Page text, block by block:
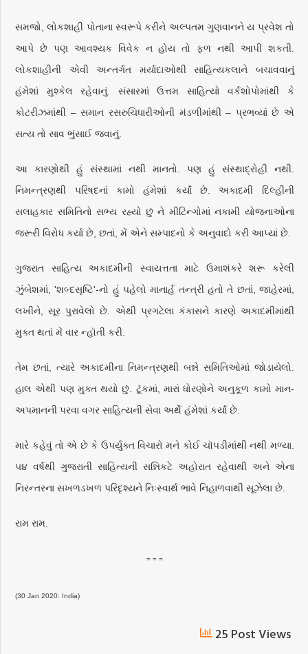
સમજો, લોકશાહી પોતાના સ્વરૂપે કરીને અલ્પતમ ગુણવાનને ય પ્રવેશ તો
આપે છે પણ આવશ્યક વિવેક ન હોય તો ફળ નથી આપી શકતી.
લોકશાહીની એવી અન્તર્ગત મર્યાદાઓથી સાહિત્યકલાને બચાવવાનું
હંમેશાં મુશ્કેલ રહેવાનું. સંસારમાં ઉત્તમ સાહિત્યો વર્કશોપોમાંથી કે
કોટરીઝમાંથી – સમાન રસરુચિધારીઓની મંડળીમાંથી – પ્રભવ્યાં છે એ
સત્ય તો સાવ ભુંસાઈ જવાનું.
આ કારણોથી હું સંસ્થામાં નથી માનતો. પણ હું સંસ્થાદ્રોહી નથી.
નિમન્ત્રણથી પરિષદનાં કામો હંમેશાં કર્યાં છે. અકાદમી દિલ્હીની
સલાહકાર સમિતિનો સભ્ય રહ્યો છું ને મીટિન્ગોમાં નકામી યોજનાઓના
જરૂરી વિરોધ કર્યા છે, છતાં, મેં એને સમ્પાદનો કે અનુવાદો કરી આપ્યાં છે.
ગુજરાત સાહિત્ય અકાદમીની સ્વાયત્તતા માટે ઉમાશંકરે શરૂ કરેલી
ઝુંબેશમાં, 'શબ્દસૃષ્ટિ'-નો હું પહેલો માનાર્હ તન્ત્રી હતો તે છતાં, જાહેરમાં,
લખીને, સૂર પુરાવેલો છે. એથી પ્રગટેલા કંકાસને કારણે અકાદમીમાંથી
મુક્ત થતાં મેં વાર ન્હૉતી કરી.
તેમ છતાં, ત્યારે અકાદમીના નિમન્ત્રણથી બન્ને સમિતિઓમાં જોડાયેલો.
હાલ એથી પણ મુક્ત થયો છું. ટૂંકમાં, મારાં ધોરણોને અનુકૂળ કામો માન-
અપમાનની પરવા વગર સાહિત્યની સેવા અર્થે હંમેશાં કર્યાં છે.
મારે કહેવું તો એ છે કે ઉપર્યુક્ત વિચારો મને કોઈ ચૉપડીમાંથી નથી મળ્યા.
૫૪ વર્ષથી ગુજરાતી સાહિત્યની સન્નિકટે અહોરાત રહેવાથી અને એના
નિરન્તરના સખળડખળ પરિદૃશ્યને નિઃસ્વાર્થ ભાવે નિહાળવાથી સૂઝેલા છે.
રામ રામ.
= = =
(30 Jan 2020: India)
25 Post Views